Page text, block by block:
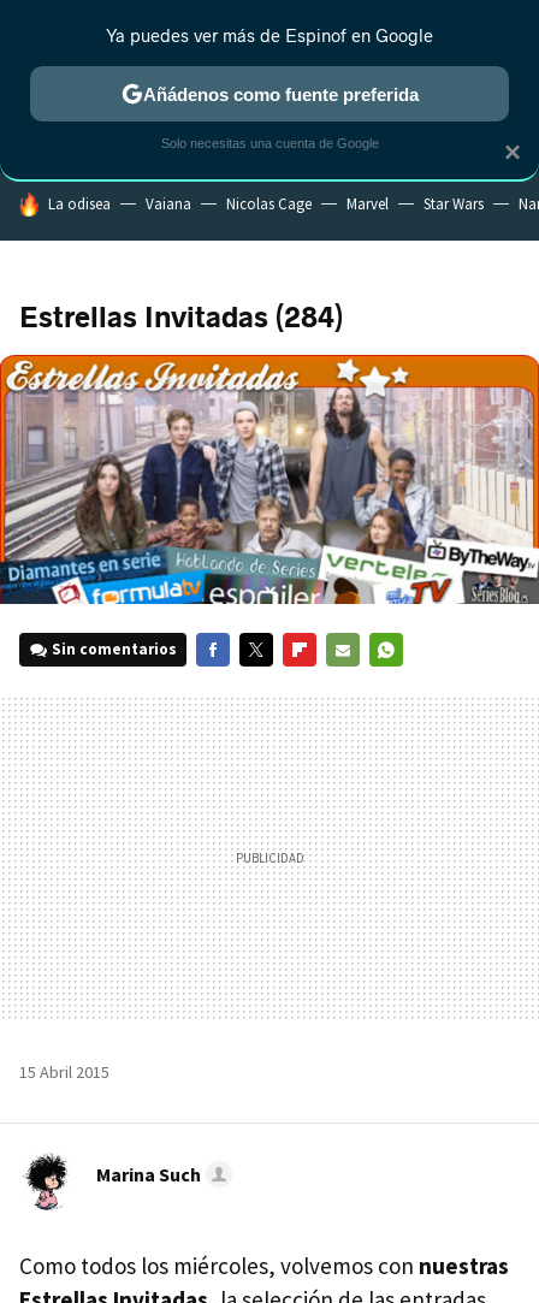
ESTRENOS REALITY ANIME RANKINGS CINE
HOY SE HABLA DE
La odisea Vaiana Nicolas Cage Marvel Star Wars
Estrellas Invitadas (284)
Sin comentarios
MAIL
15 Abril 2015
Marina Such
Como todos los miércoles, volvemos con nuestras
×
Ya puedes ver más de Espinof en Google
Añádenos como fuente preferida
Solo necesitas una cuenta de Google